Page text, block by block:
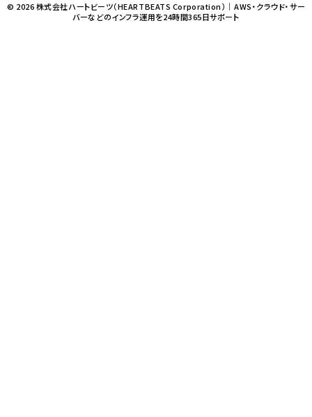
© 2026 株式会社ハートビーツ（HEARTBEATS Corporation）｜AWS・クラウド・サー
バーなどのインフラ運用を24時間365日サポート